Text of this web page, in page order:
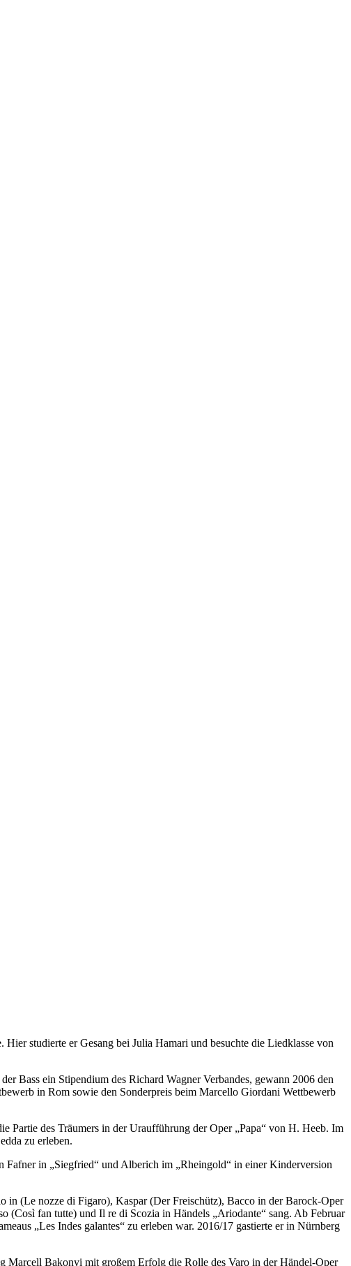
studierte er Gesang bei Julia Hamari und besuchte die Liedklasse von
Bass ein Stipendium des Richard Wagner Verbandes, gewann 2006 den
in Rom sowie den Sonderpreis beim Marcello Giordani Wettbewerb
Partie des Träumers in der Uraufführung der Oper „Papa“ von H. Heeb. Im
zu erleben.
in „Siegfried“ und Alberich im „Rheingold“ in einer Kinderversion
in (Le nozze di Figaro), Kaspar (Der Freischütz), Bacco in der Barock-Oper
fan tutte) und Il re di Scozia in Händels „Ariodante“ sang. Ab Februar
„Les Indes galantes“ zu erleben war. 2016/17 gastierte er in Nürnberg
Marcell Bakonyi mit großem Erfolg die Rolle des Varo in der Händel-Oper